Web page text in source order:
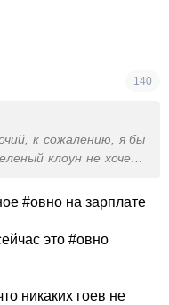
140
к сожалению, я бы
клоун не хочет,
чтоб за него
#овно на зарплате
это #овно
никаких гоев не